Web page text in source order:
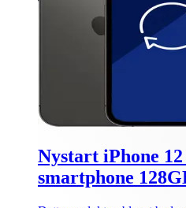
Nystart iPhone
smartphone